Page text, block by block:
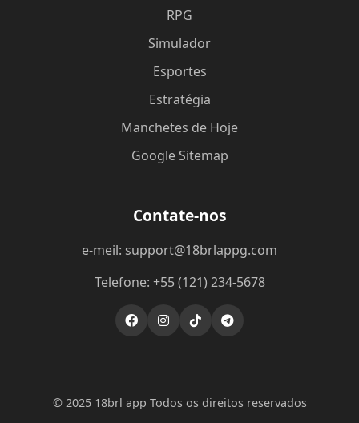
RPG
Simulador
Esportes
Estratégia
Manchetes de Hoje
Google Sitemap
Contate-nos
e-meil: support@18brlappg.com
Telefone: +55 (121) 234-5678
© 2025 18brl app Todos os direitos reservados